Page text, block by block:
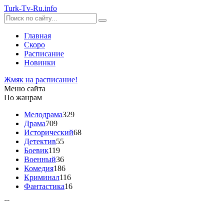
Turk-Tv-Ru.info
Главная
Скоро
Расписание
Новинки
Жмяк на расписание!
Меню сайта
По жанрам
Мелодрама329
Драма709
Исторический68
Детектив55
Боевик119
Военный36
Комедия186
Криминал116
Фантастика16